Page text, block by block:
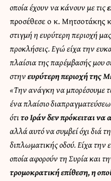
οποία έχουν να κάνουν με τις
προσέθεσε ο κ. Μητσοτάκης
στιγμή η ευρύτερη περιοχή
προκλήσεις. Εγώ είχα την
πλαίσια της παρέμβασής μου
στηνευρύτερη περιοχή της
«Την ανάγκη να μπορέσουμε
ένα πλαίσιο
ότιτο Ιράν δεν πρόκειται
αλλά αυτό να συμβεί όχι διά
διπλωματικής οδού. Είχα την
οποία αφορούν τη Συρία και
τρομοκρατική επίθεση, η